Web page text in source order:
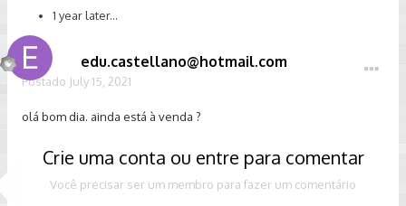
1 year later...
edu.castellano@hotmail.com
Postado July 15, 2021
olá bom dia. ainda está à venda ?
Crie uma conta ou entre para comentar
Você precisar ser um membro para fazer um comentário